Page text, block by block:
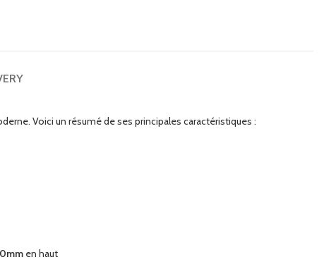
Voici un résumé de ses principales caractéristiques :
en haut